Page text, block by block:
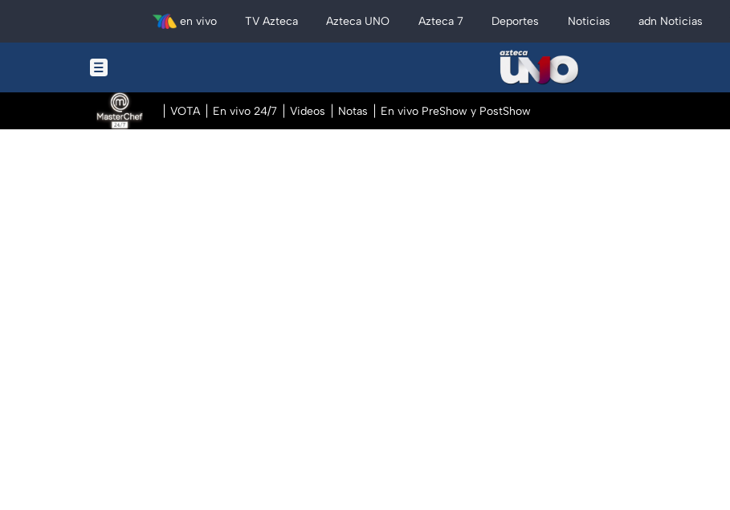
en vivo TV Azteca Azteca UNO Azteca 7 Deportes Noticias adn Noticias
VOTA En vivo 24/7 Videos Notas En vivo PreShow y PostShow